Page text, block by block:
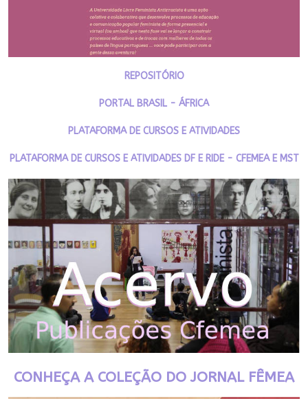
REPOSITÓRIO
PORTAL BRASIL - ÁFRICA
PLATAFORMA DE CURSOS E ATIVIDADES
PLATAFORMA DE CURSOS E ATIVIDADES DF E RIDE - CFEMEA E MST
CONHEÇA A COLEÇÃO DO JORNAL FÊMEA